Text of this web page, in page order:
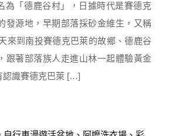
為「德鹿谷村」，日據時代是賽德克
發源地，早期部落採砂金維生，又稱
來到南投賽德克巴萊的故鄉、德鹿谷
跟著部落族人走進山林一起體驗黃金
認識賽德克巴萊 […]